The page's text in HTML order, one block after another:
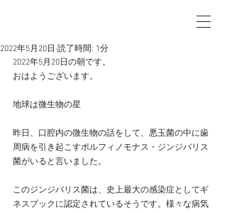
2022年5月20日 読了時間: 1分
2022年5月20日の朝です。
おはようございます。
地球は微生物の星
昨日、口腔内の微生物の話をして、悪玉菌の中に歯
周病を引き起こすポルフィノモナス・ジンジバリス
菌がいると言いました。
このジンジバリス菌は、史上最大の感染症としてギ
ネスブックに認定されているそうです。様々な病気